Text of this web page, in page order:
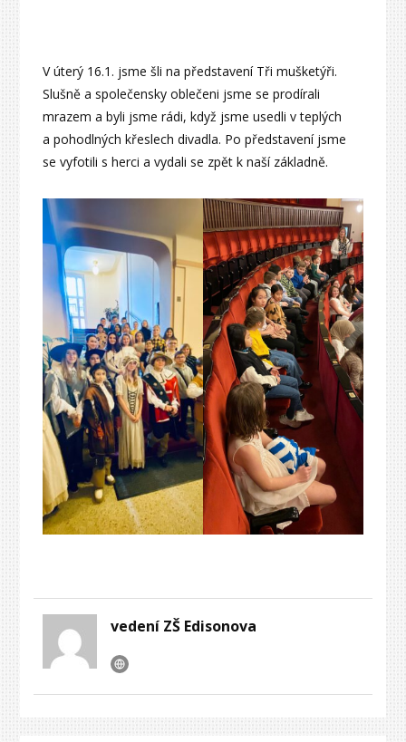
V úterý 16.1. jsme šli na představení Tři mušketýři.
Slušně a společensky oblečeni jsme se prodírali
mrazem a byli jsme rádi, když jsme usedli v teplých
a pohodlných křeslech divadla. Po představení jsme
se vyfotili s herci a vydali se zpět k naší základně.
vedení ZŠ Edisonova